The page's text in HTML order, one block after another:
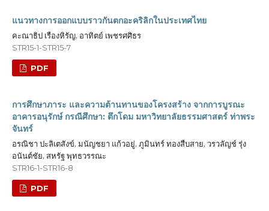
แนวทางการออกแบบราวกันตกอะคริลิกในประเทศไทย
คะณาธิป เรืองหิรัญ, อาทิตย์ เพชรศศิธร
STR15-1-STR15-7
PDF
การศึกษาภาระ และความต้านทานของโครงสร้าง จากการบูรณะ
อาคารอนุรักษ์ กรณีศึกษา: ตึกโดม มหาวิทยาลัยธรรมศาสตร์ ท่าพระ
จันทร์
อรณิชา ปะลิเตสังข์, มนัญชยา แก้วอยู่, ภูมินทร์ ทองสืบสาย, วรวลัญช์ รุ่ง
อนันต์ชัย, สหรัฐ พุทธวรรณะ
STR16-1-STR16-8
PDF